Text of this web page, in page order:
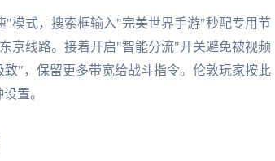
模式，搜索框输入"完美世界手游"秒配专用节
线路。接着开启"智能分流"开关避免被视频
"，保留更多带宽给战斗指令。伦敦玩家按此
置。